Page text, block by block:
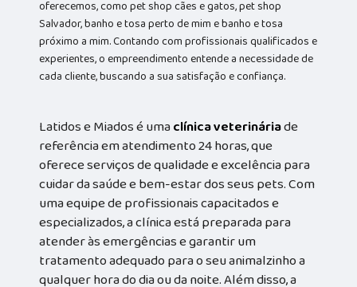
oferecemos, como pet shop cães e gatos, pet shop
Salvador, banho e tosa perto de mim e banho e tosa
próximo a mim. Contando com profissionais qualificados e
experientes, o empreendimento entende a necessidade de
cada cliente, buscando a sua satisfação e confiança.
Latidos e Miados é umaclínica veterináriade
referência em atendimento 24 horas, que
oferece serviços de qualidade e excelência para
cuidar da saúde e bem-estar dos seus pets. Com
uma equipe de profissionais capacitados e
especializados, a clínica está preparada para
atender às emergências e garantir um
tratamento adequado para o seu animalzinho a
qualquer hora do dia ou da noite. Além disso, a